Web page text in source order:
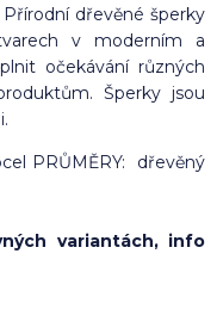
Přírodní dřevěné šperky
v moderním a
očekávání různých
Šperky jsou
PRŮMĚRY: dřevěný
variantách, info